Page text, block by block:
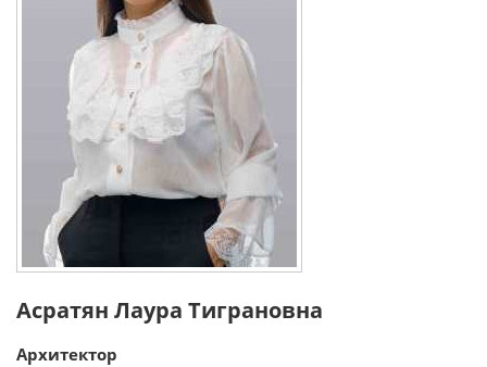
Асратян Лаура Тиграновна
Архитектор